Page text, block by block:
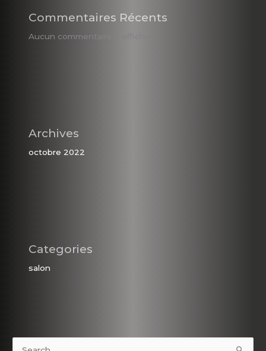
Commentaires Récents
Aucun commentaire à afficher.
Archives
octobre 2022
Categories
salon